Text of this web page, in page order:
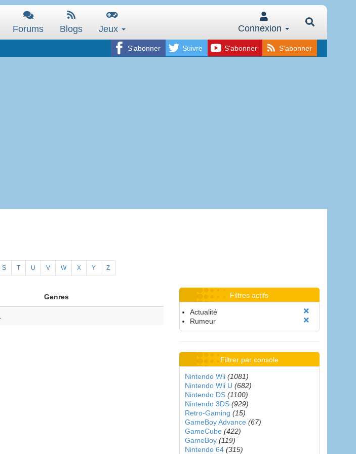
Forums Blogs Jeux Connexion
S'abonner Suivre S'abonner S'abonner
S T U V W X Y Z
Genres Filtres actifs
Actualité
Rumeur
Filtrer par console
Nintendo Wii (1081)
Nintendo Wii U (682)
Nintendo DS (1100)
Nintendo 3DS (929)
Retro-Gaming (15)
GameBoy Advance (67)
GameCube (422)
GameBoy (119)
Nintendo 64 (315)